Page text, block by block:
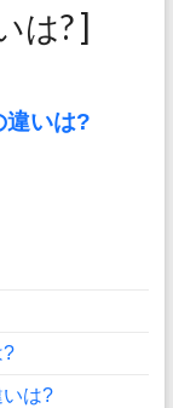
は? ]
?
いは?